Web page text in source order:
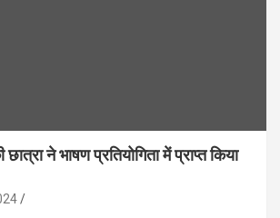
ने भाषण प्रतियोगिता में प्राप्त किया